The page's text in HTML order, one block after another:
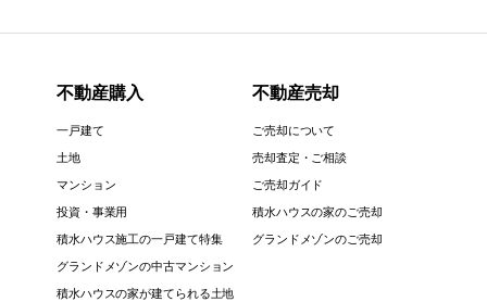
不動産購入
一戸建て
土地
マンション
投資・事業用
積水ハウス施工の一戸建て特集
グランドメゾンの中古マンション
積水ハウスの家が建てられる土地
不動産売却
ご売却について
売却査定・ご相談
ご売却ガイド
積水ハウスの家のご売却
グランドメゾンのご売却